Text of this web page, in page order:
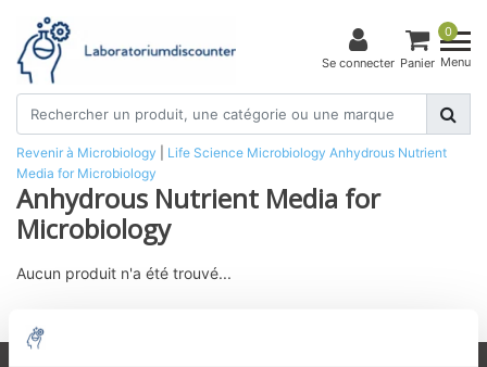
Se connecter
0
Panier Menu
Revenir à Microbiology Life Science Microbiology Anhydrous Nutrient
Media for Microbiology
Anhydrous Nutrient Media for
Microbiology
Aucun produit n'a été trouvé...